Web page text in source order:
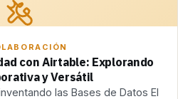
con Airtable: Explorando
y Versátil
las Bases de Datos El